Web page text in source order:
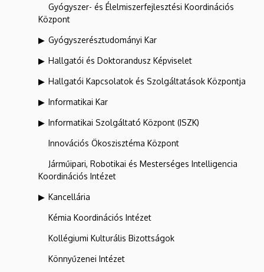
Gyógyszer- és Élelmiszerfejlesztési Koordinációs
Központ
Gyógyszerésztudományi Kar
Hallgatói és Doktorandusz Képviselet
Hallgatói Kapcsolatok és Szolgáltatások Központja
Informatikai Kar
Informatikai Szolgáltató Központ (ISZK)
Innovációs Ökoszisztéma Központ
Járműipari, Robotikai és Mesterséges Intelligencia
Koordinációs Intézet
Kancellária
Kémia Koordinációs Intézet
Kollégiumi Kulturális Bizottságok
Könnyűzenei Intézet